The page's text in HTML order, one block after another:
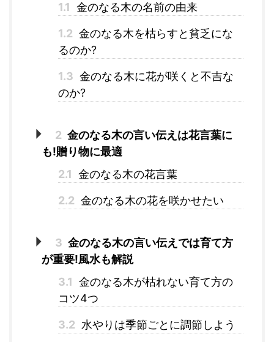
1.1 金のなる木の名前の由来
1.2 金のなる木を枯らすと貧乏にな
るのか?
1.3 金のなる木に花が咲くと不吉な
のか?
2 金のなる木の言い伝えは花言葉に
も!贈り物に最適
2.1 金のなる木の花言葉
2.2 金のなる木の花を咲かせたい
3 金のなる木の言い伝えでは育て方
が重要!風水も解説
3.1 金のなる木が枯れない育て方の
コツ4つ
3.2 水やりは季節ごとに調節しよう